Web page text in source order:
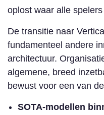
oplost waar alle
De transitie naar
fundamenteel andere
architectuur.
algemene, breed
bewust voor een van
SOTA-modellen